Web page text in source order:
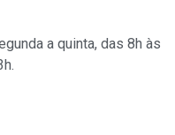
a quinta, das 8h às